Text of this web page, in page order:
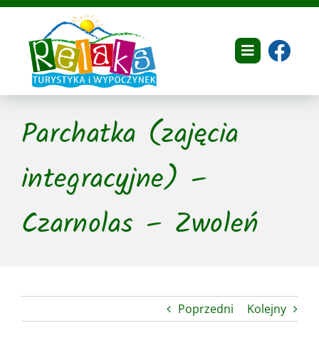
Przejdź
zawartości
Toggle
O nas
Dokumenty
Oferta
Kontakt
Parchatka (zajęcia
integracyjne) –
Czarnolas – Zwoleń
Poprzedni Kolejny